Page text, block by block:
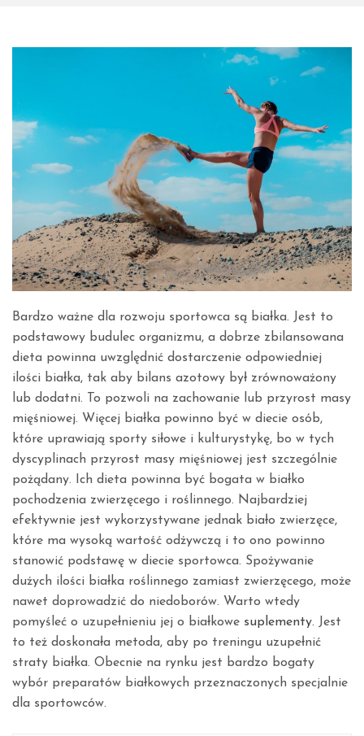
Bardzo ważne dla rozwoju sportowca są białka. Jest to
podstawowy budulec organizmu, a dobrze zbilansowana
dieta powinna uwzględnić dostarczenie odpowiedniej
ilości białka, tak aby bilans azotowy był zrównoważony
lub dodatni. To pozwoli na zachowanie lub przyrost masy
mięśniowej. Więcej białka powinno być w diecie osób,
które uprawiają sporty siłowe i kulturystykę, bo w tych
dyscyplinach przyrost masy mięśniowej jest szczególnie
pożądany. Ich dieta powinna być bogata w białko
pochodzenia zwierzęcego i roślinnego. Najbardziej
efektywnie jest wykorzystywane jednak biało zwierzęce,
które ma wysoką wartość odżywczą i to ono powinno
stanowić podstawę w diecie sportowca. Spożywanie
dużych ilości białka roślinnego zamiast zwierzęcego, może
nawet doprowadzić do niedoborów. Warto wtedy
pomyśleć o uzupełnieniu jej o białkowe suplementy. Jest
to też doskonała metoda, aby po treningu uzupełnić
straty białka. Obecnie na rynku jest bardzo bogaty
wybór preparatów białkowych przeznaczonych specjalnie
dla sportowców.